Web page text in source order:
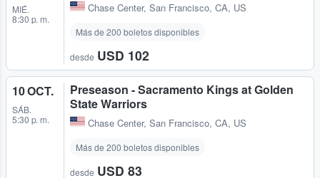
MIÉ.
8:30 p. m.
Chase Center, San Francisco, CA, US
Más de 200 boletos disponibles
desde USD 102
10 OCT.
SÁB.
5:30 p. m.
Preseason - Sacramento Kings at Golden
State Warriors
Chase Center, San Francisco, CA, US
Más de 200 boletos disponibles
desde USD 83